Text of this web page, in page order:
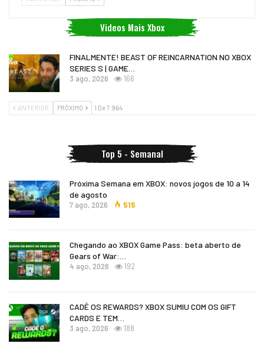
Videos Mais Xbox
FINALMENTE! BEAST OF REINCARNATION NO XBOX
SERIES S | GAME…
3 ago, 2026 166
ANTERIOR PRÓXIMO 1 De 7.964
Top 5 - Semanal
Próxima Semana em XBOX: novos jogos de 10 a 14
de agosto
7 ago, 2026 515
Chegando ao XBOX Game Pass: beta aberto de
Gears of War:…
4 ago, 2026 192
CADÊ OS REWARDS? XBOX SUMIU COM OS GIFT
CARDS E TEM…
3 ago, 2026 188